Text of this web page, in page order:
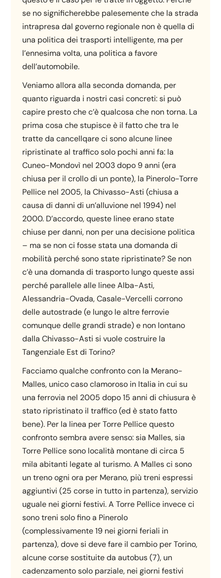
se no significherebbe palesemente che la strada
intrapresa dal governo regionale non è quella di
una politica dei trasporti intelligente, ma per
l’ennesima volta, una politica a favore
dell’automobile.
Veniamo allora alla seconda domanda, per
quanto riguarda i nostri casi concreti: si può
capire presto che c’è qualcosa che non torna. La
prima cosa che stupisce è il fatto che tra le
tratte da cancellqare ci sono alcune linee
ripristinate al traffico solo pochi anni fa: la
Cuneo-Mondovì nel 2003 dopo 9 anni (era
chiusa per il crollo di un ponte), la Pinerolo-Torre
Pellice nel 2005, la Chivasso-Asti (chiusa a
causa di danni di un’alluvione nel 1994) nel
2000. D’accordo, queste linee erano state
chiuse per danni, non per una decisione politica
– ma se non ci fosse stata una domanda di
mobilità perché sono state ripristinate? Se non
c’è una domanda di trasporto lungo queste assi
perché parallele alle linee Alba-Asti,
Alessandria-Ovada, Casale-Vercelli corrono
delle autostrade (e lungo le altre ferrovie
comunque delle grandi strade) e non lontano
dalla Chivasso-Asti si vuole costruire la
Tangenziale Est di Torino?
Facciamo qualche confronto con la Merano-
Malles, unico caso clamoroso in Italia in cui su
una ferrovia nel 2005 dopo 15 anni di chiusura è
stato ripristinato il traffico (ed è stato fatto
bene). Per la linea per Torre Pellice questo
confronto sembra avere senso: sia Malles, sia
Torre Pellice sono località montane di circa 5
mila abitanti legate al turismo. A Malles ci sono
un treno ogni ora per Merano, più treni espressi
aggiuntivi (25 corse in tutto in partenza), servizio
uguale nei giorni festivi. A Torre Pellice invece ci
sono treni solo fino a Pinerolo
(complessivamente 19 nei giorni feriali in
partenza), dove si deve fare il cambio per Torino,
alcune corse sostituite da autobus (7), un
cadenzamento solo parziale, nei giorni festivi